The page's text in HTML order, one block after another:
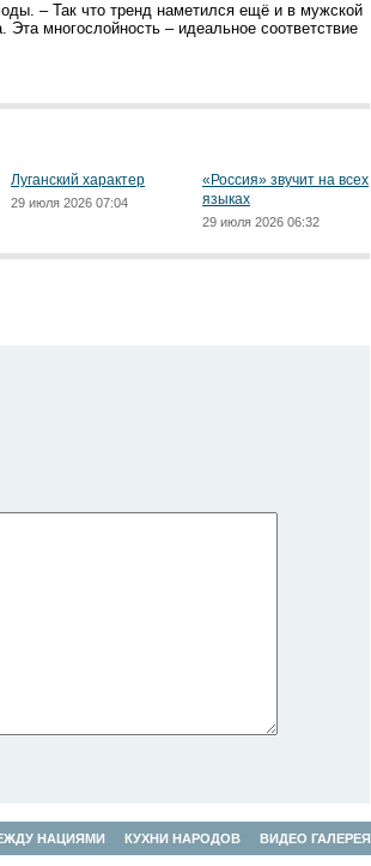
– Так что тренд наметился ещё и в мужской
многослойность – идеальное соответствие
Луганский характер
29 июля 2026 07:04
«Россия» звучит на всех
языках
29 июля 2026 06:32
НАЦИЯМИ КУХНИ НАРОДОВ ВИДЕО ГАЛЕРЕЯ